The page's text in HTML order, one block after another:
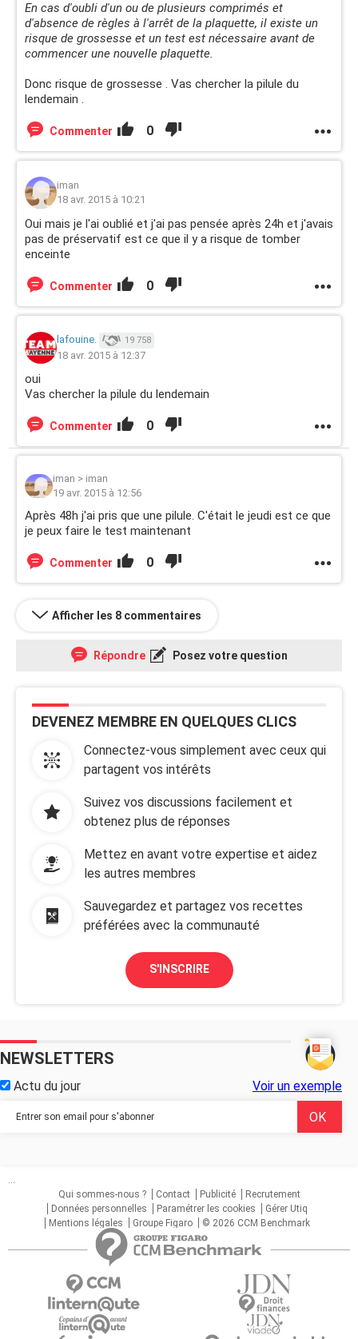
En cas d'oubli d'un ou de plusieurs comprimés et
d'absence de règles à l'arrêt de la plaquette, il existe un
risque de grossesse et un test est nécessaire avant de
commencer une nouvelle plaquette.
Donc risque de grossesse . Vas chercher la pilule du
lendemain .
Commenter 0
iman
18 avr. 2015 à 10:21
Oui mais je l'ai oublié et j'ai pas pensée après 24h et j'avais
pas de préservatif est ce que il y a risque de tomber
enceinte
Commenter 0
lafouine. 19 758
18 avr. 2015 à 12:37
oui
Vas chercher la pilule du lendemain
Commenter 0
iman > iman
19 avr. 2015 à 12:56
Après 48h j'ai pris que une pilule. C'était le jeudi est ce que
je peux faire le test maintenant
Commenter 0
Afficher les 8 commentaires
Répondre Posez votre question
DEVENEZ MEMBRE EN QUELQUES CLICS
Connectez-vous simplement avec ceux qui
partagent vos intérêts
Suivez vos discussions facilement et
obtenez plus de réponses
Mettez en avant votre expertise et aidez
les autres membres
Sauvegardez et partagez vos recettes
préférées avec la communauté
S'INSCRIRE
NEWSLETTERS
Actu du jour Voir un exemple
...
Qui sommes-nous ?
Contact Publicité
Recrutement
Données personnelles
Paramétrer les cookies
Gérer Utiq
Mentions légales
Groupe Figaro © 2026 CCM Benchmark